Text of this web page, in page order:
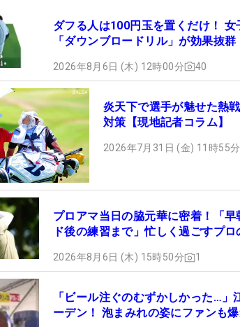
ダフる人は100円玉を置くだけ！
「ダウンブロードリル」が効果抜群
2026年8月6日 (木) 12時00分 40
炎天下で選手が魅せた熱
対策【現地記者コラム】
2026年7月31日 (金) 11時55分
プロアマ当日の脇元華に密着！「
ド後の練習まで」忙しく過ごすプロ
2026年8月6日 (木) 15時50分 1
「ビール注ぐのむずかしかった…
ーデン！ 泡まみれの姿にファンも